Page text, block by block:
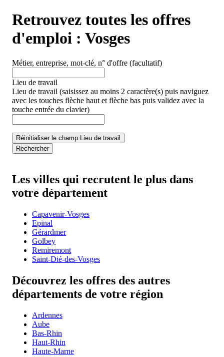
Retrouvez toutes les offres
d'emploi : Vosges
Métier, entreprise, mot-clé, n° d'offre (facultatif)
Lieu de travail
Lieu de travail (saisissez au moins 2 caractère(s) puis naviguez
avec les touches flèche haut et flèche bas puis validez avec la
touche entrée du clavier)
Réinitialiser le champ Lieu de travail
Rechercher
Les villes qui recrutent le plus dans
votre département
Capavenir-Vosges
Epinal
Gérardmer
Golbey
Remiremont
Saint-Dié-des-Vosges
Découvrez les offres des autres
départements de votre région
Ardennes
Aube
Bas-Rhin
Haut-Rhin
Haute-Marne